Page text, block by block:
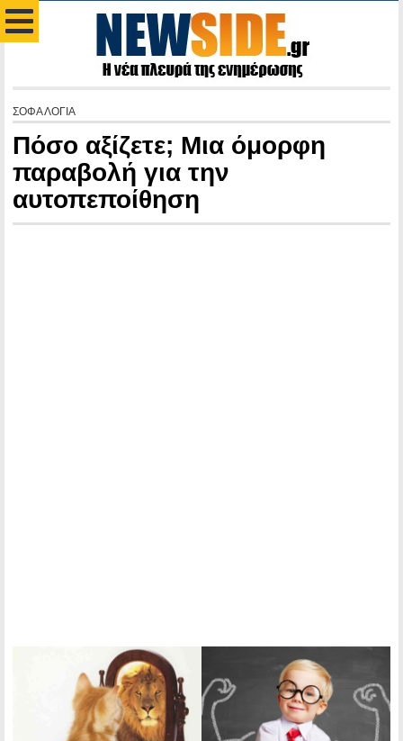
ΣΟΦΑ ΛΟΓΙΑ
Πόσο αξίζετε; Μια όμορφη
παραβολή για την
αυτοπεποίθηση